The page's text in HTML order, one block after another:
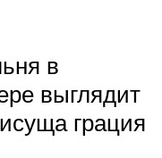
в
выглядит
грация